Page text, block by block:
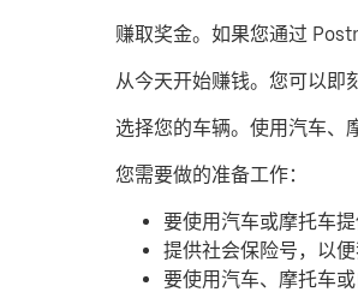
赚取奖金。 如果您通过
从今天开始赚钱。 您可以即
选择您的车辆。使用汽车、
您需要做的准备工作：
要使用汽车或摩托车
提供社会保险号，以
要使用汽车、摩托车